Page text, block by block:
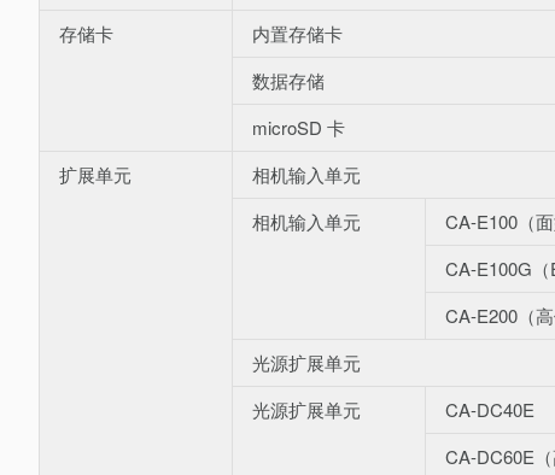
存储卡
内置存储卡
数据存储
microSD 卡
扩展单元
相机输入单元
相机输入单元
CA-E100（面
CA-E100G（
CA-E200（
光源扩展单元
光源扩展单元
CA-DC40E
CA-DC60E（